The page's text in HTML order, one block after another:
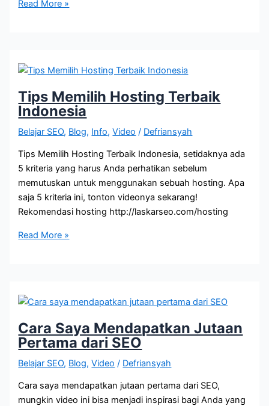
Apakah
Buruk
pada
Peringkat
Website?
Read More »
Tips Memilih Hosting Terbaik
Indonesia
Belajar SEO, Blog, Info,Video / Defriansyah
Tips Memilih Hosting Terbaik Indonesia, setidaknya ada
5 kriteria yang harus Anda perhatikan sebelum
memutuskan untuk menggunakan sebuah hosting. Apa
saja 5 kriteria ini, tonton videonya sekarang!
Rekomendasi hosting http://laskarseo.com/hosting
Tips
Indonesia
Read More »
Cara Saya Mendapatkan Jutaan
Pertama dari SEO
Belajar SEO, Blog,Video / Defriansyah
Cara saya mendapatkan jutaan pertama dari SEO,
mungkin video ini bisa menjadi inspirasi bagi Anda yang